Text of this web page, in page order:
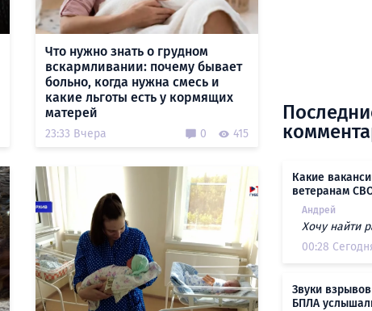
Что нужно знать о грудном
вскармливании: почему бывает
больно, когда нужна смесь и
какие льготы есть у кормящих
матерей
23:33 Вчера 0 415
Какие
ветеранам
Андрей
Хочу найти
00:28
Звуки
БПЛА